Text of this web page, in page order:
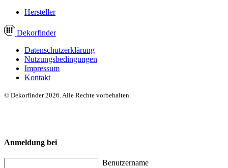
Hersteller
Dekorfinder
Datenschutzerklärung
Nutzungsbedingungen
Impressum
Kontakt
© Dekorfinder 2026. Alle Rechte vorbehalten.
Anmeldung bei
Benutzername